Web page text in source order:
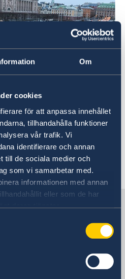
Om
cookies
för att anpassa innehållet
tillhandahålla funktioner
vår trafik. Vi
identifierare och annan
till de sociala medier och
som vi samarbetar med.
informationen med annan
eller som de har
deras tjänster.
Government Offices of
1.55 PM